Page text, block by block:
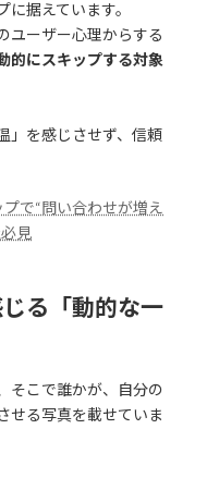
据えています。
ユーザー心理からする
的にスキップする対象
」を感じさせず、信頼
で“問い合わせが増え
見
る「動的な一
そこで誰かが、自分の
せる写真を載せていま